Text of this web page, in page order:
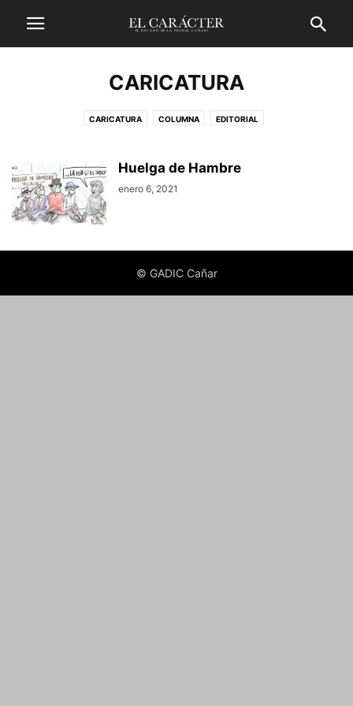
CARICATURA
CARICATURA COLUMNA EDITORIAL
Huelga de Hambre
enero 6, 2021
© GADIC Cañar